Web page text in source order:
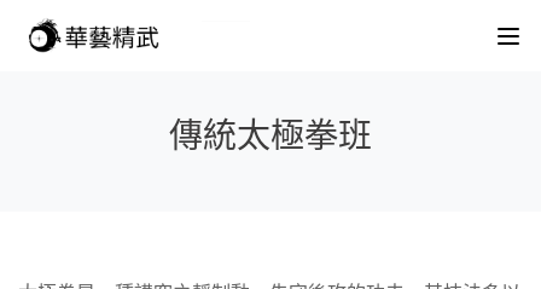
傳統太極拳班